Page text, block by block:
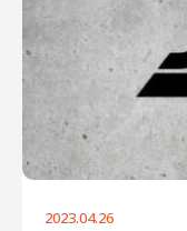
2023.04.26